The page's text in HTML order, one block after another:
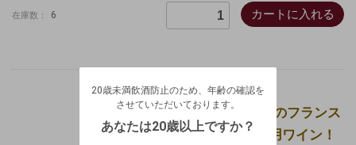
在庫数： 6 カートに入れる
大阪万博2025のフランス
パビリオン採用ワイン！
20歳未満飲酒防止のため、年齢の確認を
させていただいております。
あなたは20歳以上ですか？
生年月日を入力してください。
西暦
ログアウトします。よろしいですか？